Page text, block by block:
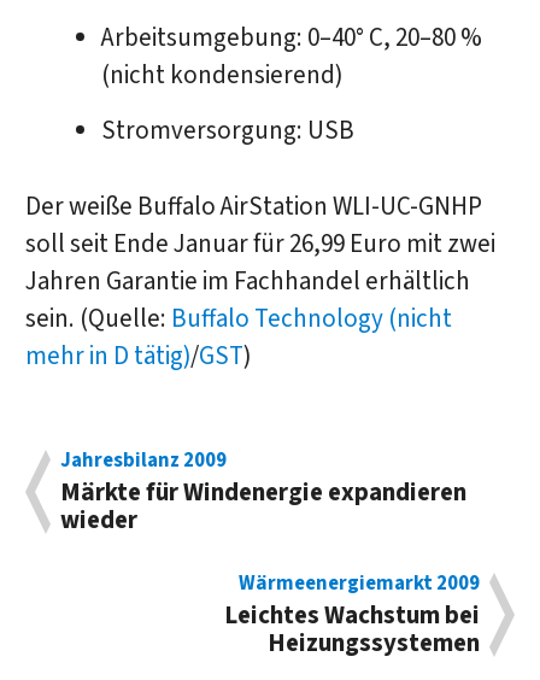
Arbeitsumgebung: 0–40° C, 20–80 %
(nicht kondensierend)
Stromversorgung: USB
Der weiße Buffalo AirStation WLI-UC-GNHP
soll seit Ende Januar für 26,99 Euro mit zwei
Jahren Garantie im Fachhandel erhältlich
sein. (Quelle: Buffalo Technology (nicht
mehr in D tätig)/GST)
Jahresbilanz 2009
Märkte für Windenergie expandieren
wieder
Wärmeenergiemarkt 2009
Leichtes Wachstum bei
Heizungssystemen